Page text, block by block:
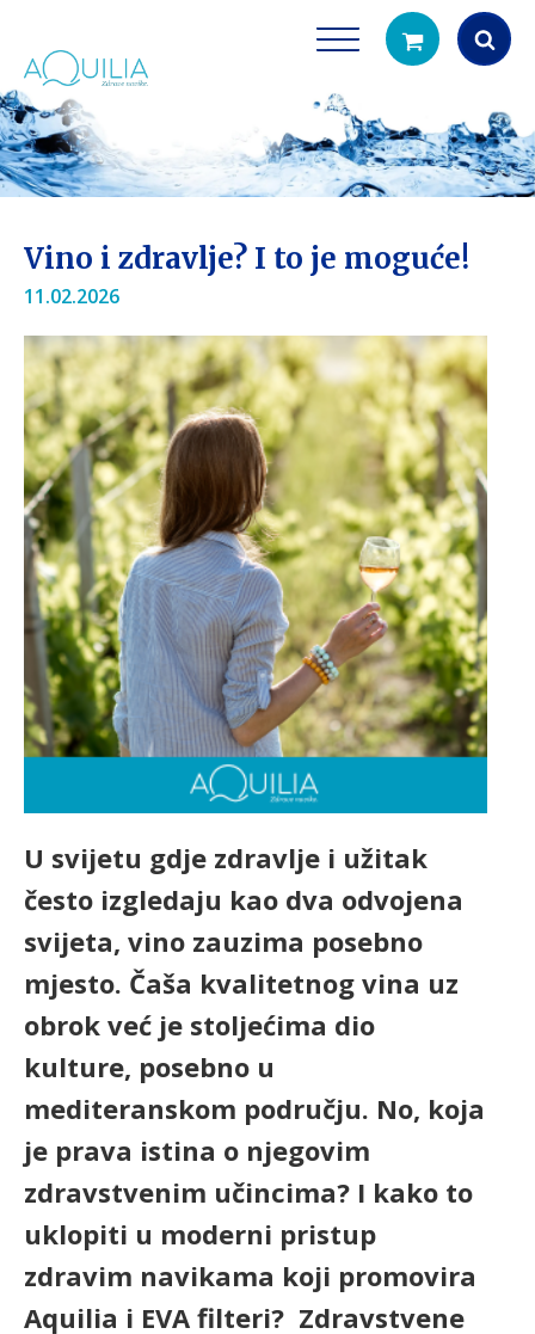
search
Vino i zdravlje? I to je moguće!
11.02.2026
U svijetu gdje zdravlje i užitak
često izgledaju kao dva odvojena
svijeta, vino zauzima posebno
mjesto. Čaša kvalitetnog vina uz
obrok već je stoljećima dio
kulture, posebno u
mediteranskom području. No, koja
je prava istina o njegovim
zdravstvenim učincima? I kako to
uklopiti u moderni pristup
zdravim navikama koji promovira
Aquilia i EVA filteri? Zdravstvene
Tuš glave
filtriranje vode za tuširanje
Vrčevi za
Potpuno prijenosno
čistu vodu za